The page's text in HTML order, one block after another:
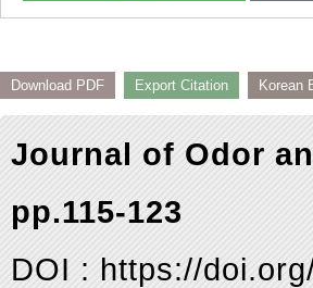
Download PDF Export Citation Korean
Journal of Odor
pp.115-123
DOI : https://